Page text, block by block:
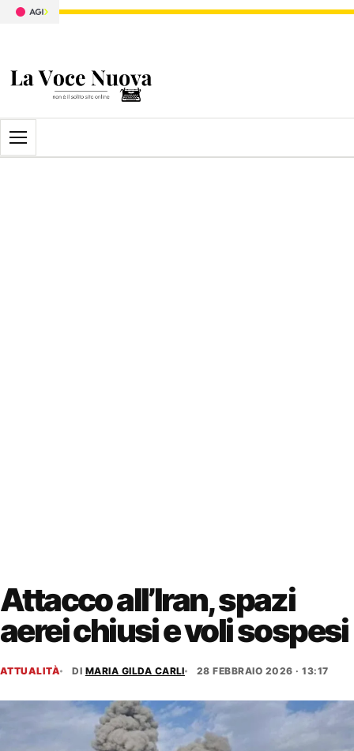
Apri il menu
Attacco all’Iran, spazi
aerei chiusi e voli sospesi
ATTUALITÀ DI MARIA GILDA CARLI 28 FEBBRAIO 2026 · 13:17